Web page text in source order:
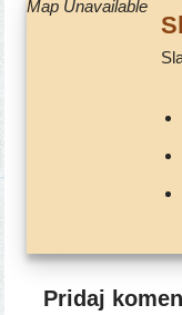
Map Unavailable
Pridaj